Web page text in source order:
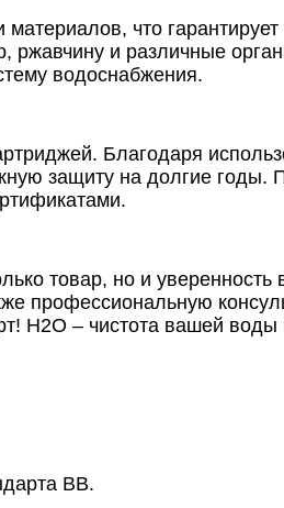
что
и различные
водоснабжения.
Благодаря
защиту на долгие годы.
товар, но и уверенность
профессиональную
Н2О – чистота вашей воды
BB.